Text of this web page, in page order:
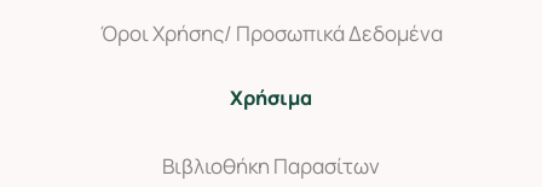
Όροι Χρήσης/ Προσωπικά Δεδομένα
Χρήσιμα
Βιβλιοθήκη Παρασίτων